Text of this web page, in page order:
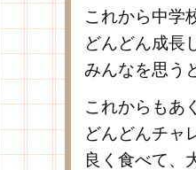
これから中学
どんどん成長
みんなを思う
これからもあ
どんどんチャ
良く食べて、